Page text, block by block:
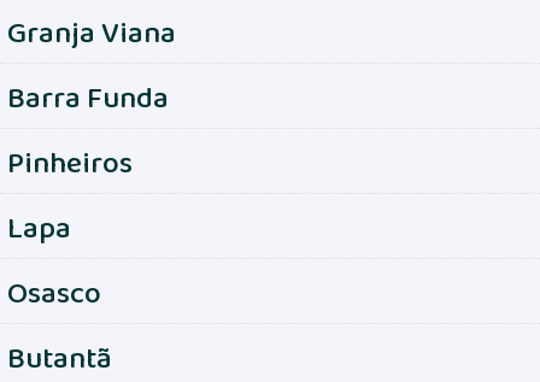
Granja Viana
Barra Funda
Pinheiros
Lapa
Osasco
Butantã